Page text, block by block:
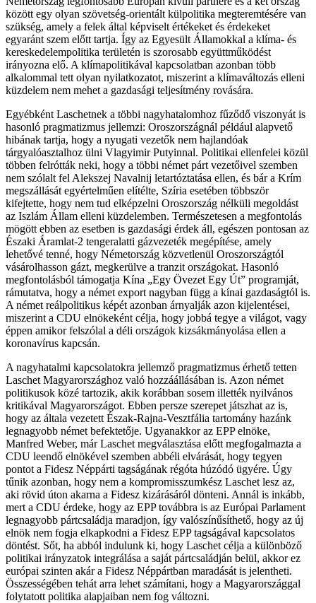
között egy olyan szövetség-orientált külpolitika megteremtésére van
szükség, amely a felek által képviselt értékeket és érdekeket
egyaránt szem előtt tartja. Így az Egyesült Államokkal a klíma- és
kereskedelempolitika területén is szorosabb együttműködést
irányozna elő. A klímapolitikával kapcsolatban azonban több
alkalommal tett olyan nyilatkozatot, miszerint a klímaváltozás elleni
küzdelem nem mehet a gazdasági teljesítmény rovására.
Egyébként Laschetnek a többi nagyhatalomhoz fűződő viszonyát is
hasonló pragmatizmus jellemzi: Oroszországnál például alapvető
hibának tartja, hogy a nyugati vezetők nem hajlandóak
tárgyalóasztalhoz ülni Vlagyimir Putyinnal. Politikai ellenfelei közül
többen felrótták neki, hogy a többi német párt vezetőivel szemben
nem szólalt fel Alekszej Navalnij letartóztatása ellen, és bár a Krím
megszállását egyértelműen elítélte, Szíria esetében többször
kifejtette, hogy nem tud elképzelni Oroszország nélküli megoldást
az Iszlám Állam elleni küzdelemben. Természetesen a megfontolás
mögött ebben az esetben is gazdasági érdek áll, egészen pontosan az
Északi Áramlat-2 tengeralatti gázvezeték megépítése, amely
lehetővé tenné, hogy Németország közvetlenül Oroszországtól
vásárolhasson gázt, megkerülve a tranzit országokat. Hasonló
megfontolásból támogatja Kína „Egy Övezet Egy Út” programját,
rámutatva, hogy a német export nagyban függ a kínai gazdaságtól is.
A német reálpolitikus képét azonban árnyalják azon kijelentései,
miszerint a CDU elnökeként célja, hogy jobbá tegye a világot, vagy
éppen amikor felszólal a déli országok kizsákmányolása ellen a
koronavírus kapcsán.
A nagyhatalmi kapcsolatokra jellemző pragmatizmus érhető tetten
Laschet Magyarországhoz való hozzáállásában is. Azon német
politikusok közé tartozik, akik korábban sosem illették nyilvános
kritikával Magyarországot. Ebben persze szerepet játszhat az is,
hogy az általa vezetett Észak-Rajna-Vesztfália tartomány hazánk
legnagyobb német befektetője. Ugyanakkor az EPP elnöke,
Manfred Weber, már Laschet megválasztása előtt megfogalmazta a
CDU leendő elnökével szemben abbéli elvárását, hogy tegyen
pontot a Fidesz Néppárti tagságának régóta húzódó ügyére. Úgy
tűnik azonban, hogy nem a kompromisszumkész Laschet lesz az,
aki rövid úton akarna a Fidesz kizárásáról dönteni. Annál is inkább,
mert a CDU érdeke, hogy az EPP továbbra is az Európai Parlament
legnagyobb pártcsaládja maradjon, így valószínűsíthető, hogy az új
elnök nem fogja elkapkodni a Fidesz EPP tagságával kapcsolatos
döntést. Sőt, ha abból indulunk ki, hogy Laschet célja a különböző
politikai irányzatok integrálása a saját pártcsaládján belül, akkor ez
európai szinten akár a Fidesz Néppártban maradását is jelentheti.
Összességében tehát arra lehet számítani, hogy a Magyarországgal
folytatott politika alapjaiban nem fog változni.